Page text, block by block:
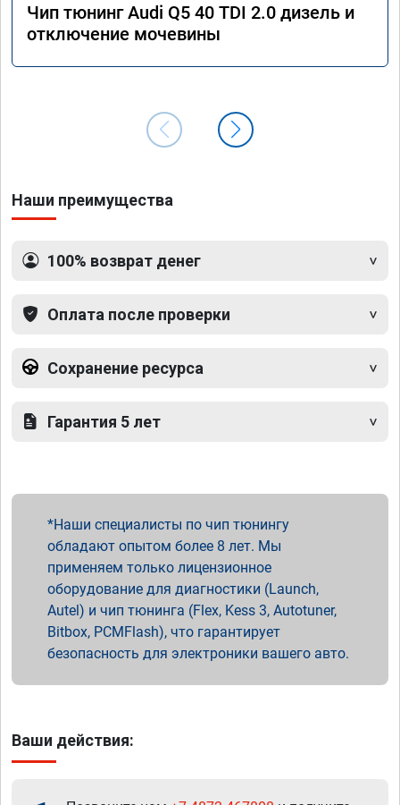
Чип тюнинг Audi Q5 40 TDI 2.0 дизель и
отключение мочевины
Наши преимущества
100% возврат денег
Оплата после проверки
Сохранение ресурса
Гарантия 5 лет
Наши специалисты по чип тюнингу
обладают опытом более 8 лет. Мы
применяем только лицензионное
оборудование для диагностики (Launch,
Autel) и чип тюнинга (Flex, Kess 3, Autotuner,
Bitbox, PCMFlash), что гарантирует
безопасность для электроники вашего авто.
Ваши действия: